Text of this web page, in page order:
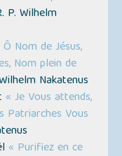
P. Wilhelm
Ô Nom de Jésus,
Nom plein de
Nakatenus
« Je Vous attends,
Patriarches Vous
« Purifiez en ce